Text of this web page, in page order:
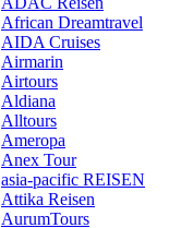
African Dreamtravel
AIDA Cruises
Airmarin
Airtours
Aldiana
Alltours
Ameropa
Anex Tour
asia-pacific REISEN
Attika Reisen
AurumTours